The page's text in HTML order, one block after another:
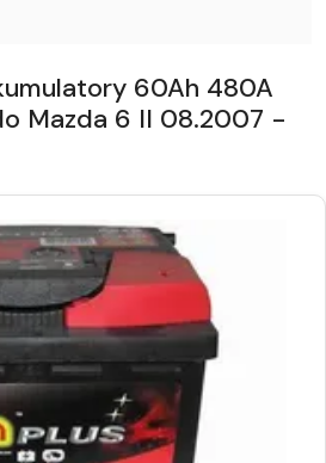
60Ah 480A
Mazda 6 II 08.2007 -